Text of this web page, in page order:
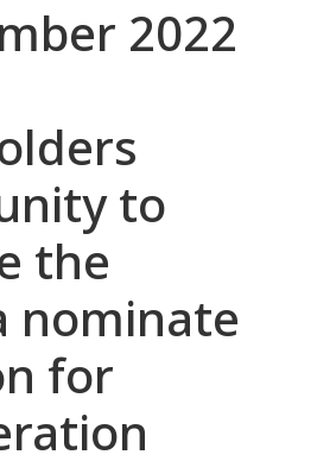
2022
to
the
nominate
for